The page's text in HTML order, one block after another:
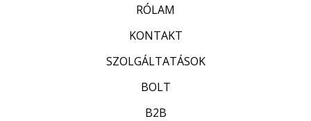
RÓLAM
KONTAKT
SZOLGÁLTATÁSOK
BOLT
B2B